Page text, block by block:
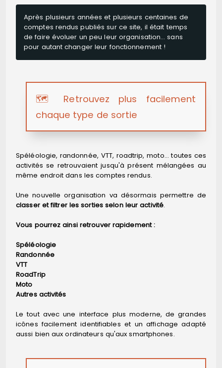
Après plusieurs années et plusieurs centaines de
comptes rendus publiés sur ce site, il était temps
de faire évoluer un peu leur organisation… sans
pour autant changer leur fonctionnement !
🗺️ Retrouvez plus facilement
chaque type de sortie
Spéléologie, randonnée, VTT, roadtrip, moto… toutes ces
activités se retrouvaient jusqu'à présent mélangées au
même endroit dans les comptes rendus.
Une nouvelle organisation va désormais permettre de
classer et filtrer les sorties selon leur activité.
Vous pourrez ainsi retrouver rapidement :
Spéléologie
Randonnée
VTT
RoadTrip
Moto
Autres activités
Le tout avec une interface plus moderne, de grandes
icônes facilement identifiables et un affichage adapté
aussi bien aux ordinateurs qu'aux smartphones.